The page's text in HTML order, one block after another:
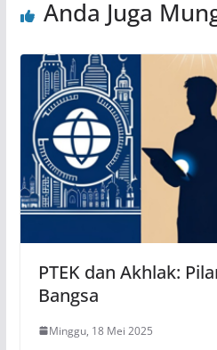
Anda Juga
PTEK dan Akhlak:
Bangsa
Minggu, 18 Mei 2025